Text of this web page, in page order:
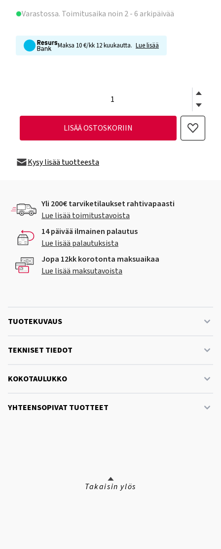
Varastossa. Toimitusaika noin 2 - 6 arkipäivää
Maksa 10 €/kk 12 kuukautta. Lue lisää
LISÄÄ OSTOSKORIIN
Kysy lisää tuotteesta
Yli 200€ tarviketilaukset rahtivapaasti
Lue lisää toimitustavoista
14 päivää ilmainen palautus
Lue lisää palautuksista
Jopa 12kk korotonta maksuaikaa
Lue lisää maksutavoista
TUOTEKUVAUS
TEKNISET TIEDOT
KOKOTAULUKKO
YHTEENSOPIVAT TUOTTEET
Takaisin ylös